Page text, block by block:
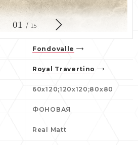
01 / 15
Fondovalle
Royal Travertino
60x120;120x120;80x80
ФОНОВАЯ
Real Matt